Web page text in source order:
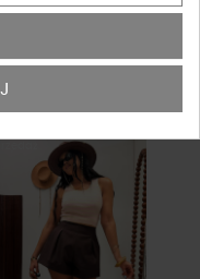
oversize CHIC La Milla
z czerwonym